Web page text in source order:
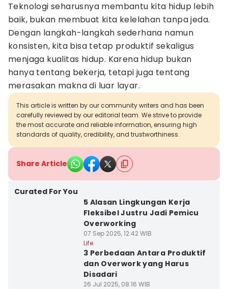
Teknologi seharusnya membantu kita hidup lebih
baik, bukan membuat kita kelelahan tanpa jeda.
Dengan langkah-langkah sederhana namun
konsisten, kita bisa tetap produktif sekaligus
menjaga kualitas hidup. Karena hidup bukan
hanya tentang bekerja, tetapi juga tentang
merasakan makna di luar layar.
This article is written by our community writers and has been
carefully reviewed by our editorial team. We strive to provide
the most accurate and reliable information, ensuring high
standards of quality, credibility, and trustworthiness.
Share Article
Curated For You
5 Alasan Lingkungan Kerja
Fleksibel Justru Jadi Pemicu
Overworking
07 Sep 2025, 12:42 WIB
Life
3 Perbedaan Antara Produktif
dan Overwork yang Harus
Disadari
26 Jul 2025, 08:16 WIB